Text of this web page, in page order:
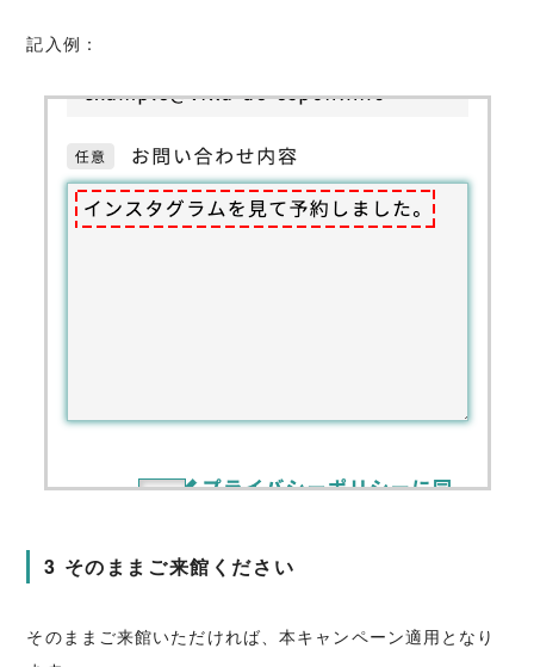
記入例：
3 そのままご来館ください
そのままご来館いただければ、本キャンペーン適用となり